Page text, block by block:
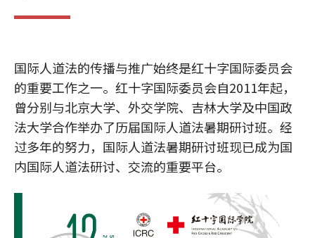
国际人道法的传播与推广始终是红十字国际委员会
的重要工作之一。红十字国际委员会自2011年起，
曾分别与北京大学、外交学院、吉林大学及中国政
法大学合作举办了历届国际人道法暑期研讨班。经
过多年的努力，国际人道法暑期研讨班现已成为国
内国际人道法研讨、交流的重要平台。